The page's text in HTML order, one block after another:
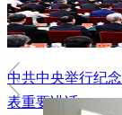
中共中央举行纪
表重要讲话